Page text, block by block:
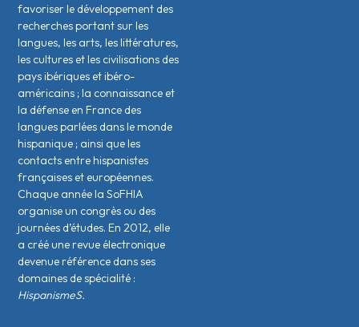
favoriser le développement des
recherches portant sur les
langues, les arts, les littératures,
les cultures et les civilisations des
pays ibériques et ibéro-
américains ; la connaissance et
la défense en France des
langues parlées dans le monde
hispanique ; ainsi que les
contacts entre hispanistes
français·es et européen·nes.
Chaque année la SoFHIA
organise un congrès ou des
journées d’études. En 2012, elle
a créé une revue électronique
devenue référence dans ses
domaines de spécialité :
HispanismeS.